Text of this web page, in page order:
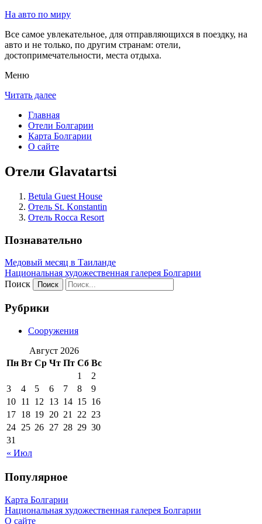
На авто по миру
Все самое увлекательное, для отправляющихся в поездку, на
авто и не только, по другим странам: отели,
достопримечательности, места отдыха.
Меню
Читать далее
Главная
Отели Болгарии
Карта Болгарии
О сайте
Отели Glavatartsi
Betula Guest House
Отель St. Konstantin
Отель Rocca Resort
Познавательно
Медовый месяц в Таиланде
Национальная художественная галерея Болгарии
Поиск
Рубрики
Сооружения
Август 2026
Пн Вт Ср Чт Пт Сб Вс
« Июл
1
2
3
4 5 6 7 8
9
10 11 12 13 14 15 16
17 18 19 20 21 22 23
24 25 26 27 28 29 30
31
Популярное
Карта Болгарии
Национальная художественная галерея Болгарии
О сайте